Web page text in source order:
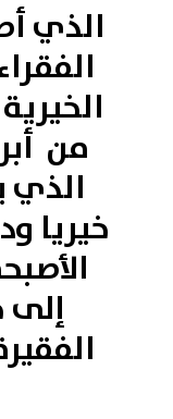
الذي
من
الذي
خيريا
إلى